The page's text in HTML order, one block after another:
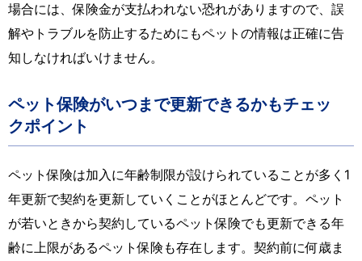
場合には、保険金が支払われない恐れがありますので、誤
解やトラブルを防止するためにもペットの情報は正確に告
知しなければいけません。
ペット保険がいつまで更新できるかもチェッ
クポイント
ペット保険は加入に年齢制限が設けられていることが多く1
年更新で契約を更新していくことがほとんどです。ペット
が若いときから契約しているペット保険でも更新できる年
齢に上限があるペット保険も存在します。契約前に何歳ま